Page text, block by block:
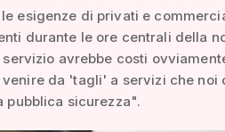
esigenze di privati e
durante le ore centrali della
avrebbe costi
da 'tagli' a servizi che noi
pubblica sicurezza".